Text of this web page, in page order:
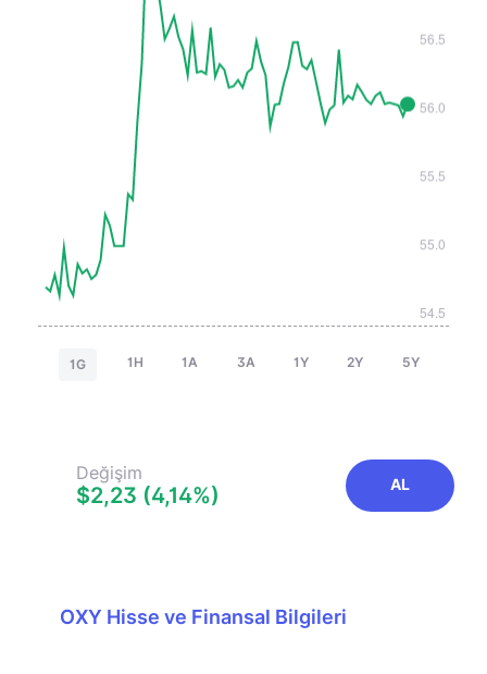
1G 1H 1A 3A 1Y 2Y 5Y
Değişim
$2,23 (4,14%) AL
OXY Hisse ve Finansal Bilgileri